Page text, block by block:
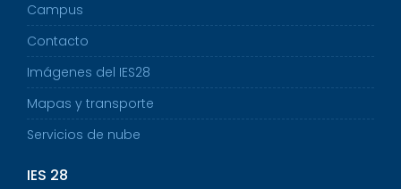
Campus
Contacto
Imágenes del IES28
Mapas y transporte
Servicios de nube
IES 28